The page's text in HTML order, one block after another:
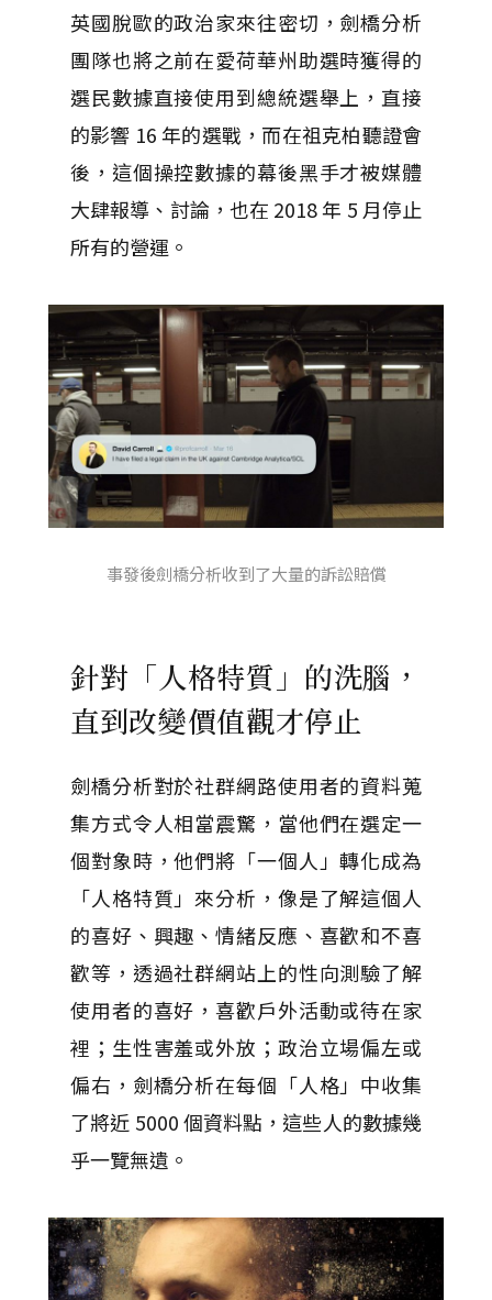
英國脫歐的政治家來往密切，劍橋分析
團隊也將之前在愛荷華州助選時獲得的
選民數據直接使用到總統選舉上，直接
的影響 16 年的選戰，而在祖克柏聽證會
後，這個操控數據的幕後黑手才被媒體
大肆報導、討論，也在 2018 年 5 月停止
所有的營運。
事發後劍橋分析收到了大量的訴訟賠償
針對「人格特質」的洗腦，
直到改變價值觀才停止
劍橋分析對於社群網路使用者的資料蒐
集方式令人相當震驚，當他們在選定一
個對象時，他們將「一個人」轉化成為
「人格特質」來分析，像是了解這個人
的喜好、興趣、情緒反應、喜歡和不喜
歡等，透過社群網站上的性向測驗了解
使用者的喜好，喜歡戶外活動或待在家
裡；生性害羞或外放；政治立場偏左或
偏右，劍橋分析在每個「人格」中收集
了將近 5000 個資料點，這些人的數據幾
乎一覽無遺。